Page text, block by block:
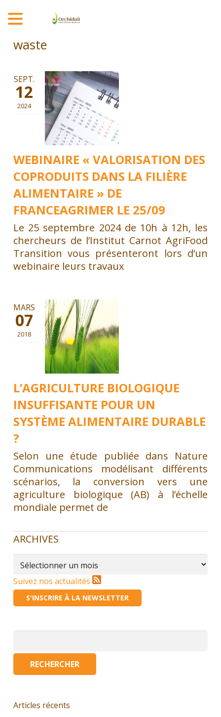
waste
WEBINAIRE « VALORISATION DES
COPRODUITS DANS LA FILIÈRE
ALIMENTAIRE » DE
FRANCEAGRIMER LE 25/09
SEPT.
12
2024
Le 25 septembre 2024 de 10h à 12h, les
chercheurs de l’Institut Carnot AgriFood
Transition vous présenteront lors d’un
webinaire leurs travaux
L’AGRICULTURE BIOLOGIQUE
INSUFFISANTE POUR UN
SYSTÈME ALIMENTAIRE DURABLE
?
MARS
07
2018
Selon une étude publiée dans Nature
Communications modélisant différents
scénarios, la conversion vers une
agriculture biologique (AB) à l’échelle
mondiale permet de
ARCHIVES
Archives
Suivez nos actualités
S'INSCRIRE À LA NEWSLETTER
Articles récents